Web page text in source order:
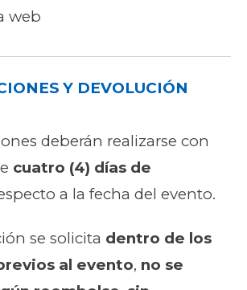
web
Y DEVOLUCIÓN
deberán realizarse con
cuatro (4) días de
a la fecha del evento.
se solicita dentro de los
al evento, no se